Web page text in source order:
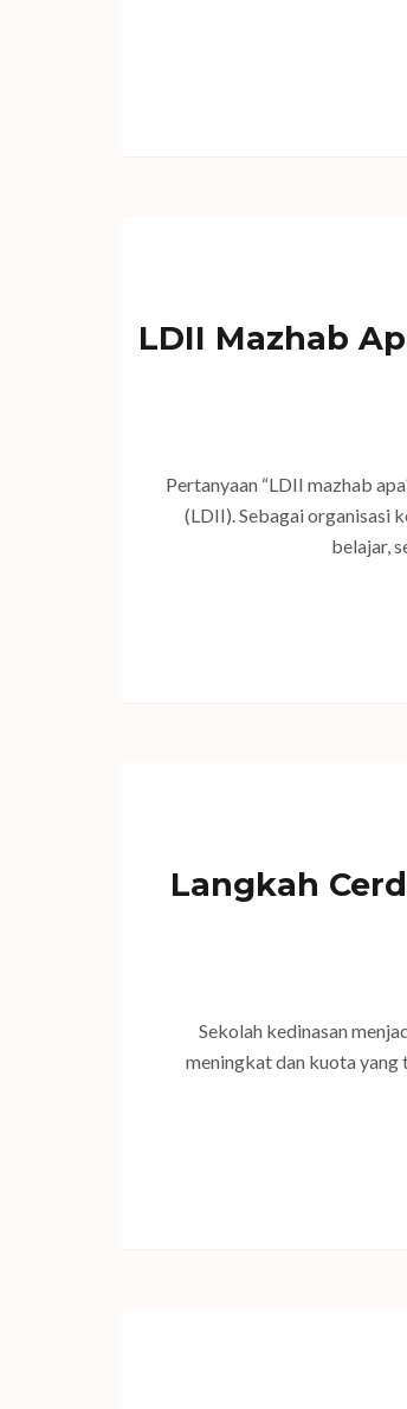
LDII Mazhab
Pertanyaan “LDII mazhab
(LDII). Sebagai organisasi
belajar,
Langkah
Sekolah kedinasan
meningkat dan kuota yang